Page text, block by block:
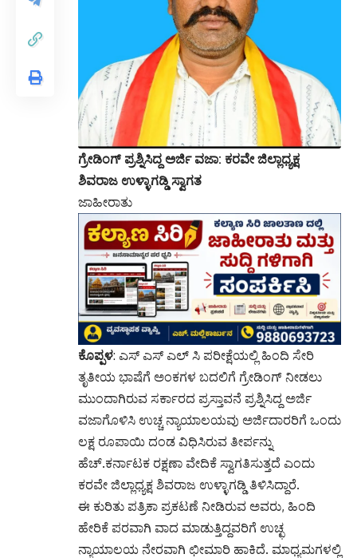
ಗ್ರೇಡಿಂಗ್ ಪ್ರಶ್ನಿಸಿದ್ದ ಅರ್ಜಿ ವಜಾ: ಕರವೇ ಜಿಲ್ಲಾಧ್ಯಕ್ಷ
ಶಿವರಾಜ ಉಳ್ಳಾಗಡ್ಡಿ ಸ್ವಾಗತ
ಜಾಹೀರಾತು
ಕೊಪ್ಪಳ: ಎಸ್ ಎಸ್ ಎಲ್ ಸಿ ಪರೀಕ್ಷೆಯಲ್ಲಿ ಹಿಂದಿ ಸೇರಿ
ತೃತೀಯ ಭಾಷೆಗೆ ಅಂಕಗಳ ಬದಲಿಗೆ ಗ್ರೇಡಿಂಗ್ ನೀಡಲು
ಮುಂದಾಗಿರುವ ಸರ್ಕಾರದ ಪ್ರಸ್ತಾವನೆ ಪ್ರಶ್ನಿಸಿದ್ದ ಅರ್ಜಿ
ವಜಾಗೊಳಿಸಿ ಉಚ್ಚ ನ್ಯಾಯಾಲಯವು ಅರ್ಜಿದಾರರಿಗೆ ಒಂದು
ಲಕ್ಷ ರೂಪಾಯಿ ದಂಡ ವಿಧಿಸಿರುವ ತೀರ್ಪನ್ನು
ಹೆಚ್.ಕರ್ನಾಟಕ ರಕ್ಷಣಾ ವೇದಿಕೆ ಸ್ವಾಗತಿಸುತ್ತದೆ ಎಂದು
ಕರವೇ ಜಿಲ್ಲಾಧ್ಯಕ್ಷ ಶಿವರಾಜ ಉಳ್ಳಾಗಡ್ಡಿ ತಿಳಿಸಿದ್ದಾರೆ.
ಈ ಕುರಿತು ಪತ್ರಿಕಾ ಪ್ರಕಟಣೆ ನೀಡಿರುವ ಅವರು, ಹಿಂದಿ
ಹೇರಿಕೆ ಪರವಾಗಿ ವಾದ ಮಾಡುತ್ತಿದ್ದವರಿಗೆ ಉಚ್ಛ
ನ್ಯಾಯಾಲಯ ನೇರವಾಗಿ ಛೀಮಾರಿ ಹಾಕಿದೆ. ಮಾಧ್ಯಮಗಳಲ್ಲಿ